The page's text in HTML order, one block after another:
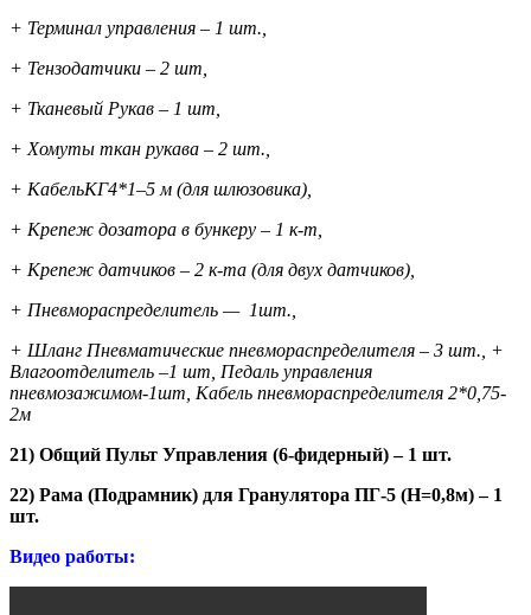
+ Терминал управления – 1 шт.,
+ Тензодатчики – 2 шт,
+ Тканевый Рукав – 1 шт,
+ Хомуты ткан рукава – 2 шт.,
+ КабельКГ4*1–5 м (для шлюзовика),
+ Крепеж дозатора в бункеру – 1 к-т,
+ Крепеж датчиков – 2 к-та (для двух датчиков),
+ Пневмораспределитель — 1шт.,
+ Шланг Пневматические пневмораспределителя – 3 шт., +
Влагоотделитель –1 шт, Педаль управления
пневмозажимом-1шт, Кабель пневмораспределителя 2*0,75-
2м
21) Общий Пульт Управления (6-фидерный) – 1 шт.
22) Рама (Подрамник) для Гранулятора ПГ-5 (Н=0,8м) – 1
шт.
Видео работы: